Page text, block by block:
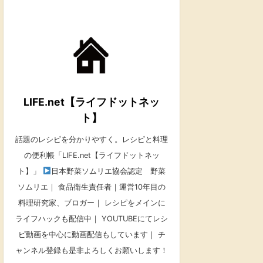
LIFE.net【ライフドットネッ
ト】
話題のレシピを分かりやすく。レシピと料理
の便利帳「LIFE.net【ライフドットネッ
ト】」
日本野菜ソムリエ協会認定 野菜
ソムリエ｜ 食品衛生責任者｜運営10年目の
料理研究家、ブロガー｜ レシピをメインに
ライフハックも配信中｜ YOUTUBEにてレシ
ピ動画を中心に動画配信もしています｜ チ
ャンネル登録も是非よろしくお願いします！